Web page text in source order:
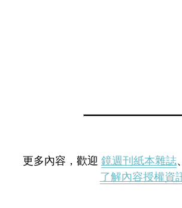
更多內容，歡迎 鏡週刊紙本雜誌、
了解內容授權資